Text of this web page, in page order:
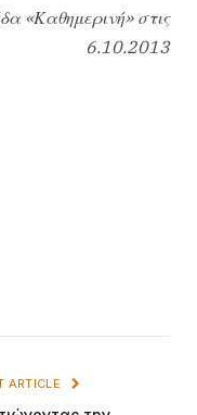
«Καθημερινή» στις
6.10.2013
ARTICLE